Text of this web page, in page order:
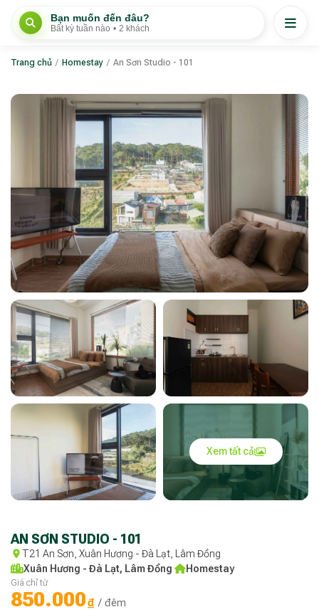
Bạn muốn đến đâu?
Bất kỳ tuần nào • 2 khách
Trang chủ / Homestay / An Sơn Studio - 101
Xem tất cả
AN SƠN STUDIO - 101
T21 An Sơn, Xuân Hương - Đà Lạt, Lâm Đồng
Xuân Hương - Đà Lạt, Lâm Đồng· Homestay
Giá chỉ từ
850.000₫ / đêm